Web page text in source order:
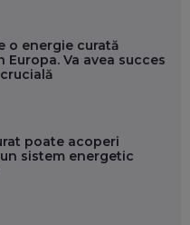
o energie curată
Europa. Va avea succes
poate acoperi
sistem energetic